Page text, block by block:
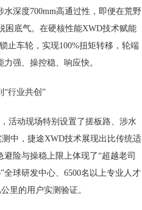
水深度700mm高通过性，即便在荒野
困底气。在硬核性能XWD技术赋能
止车轮，实现100%扭矩转移，轮端
强、操控稳、响应快。
“行业共创”
活动现场特别设置了搓板路、涉水
中，捷途XWD技术展现出比传统适
险与操稳上限上体现了“超越老司
全球研发中心、6500名以上专业人才
里的用户实测验证。